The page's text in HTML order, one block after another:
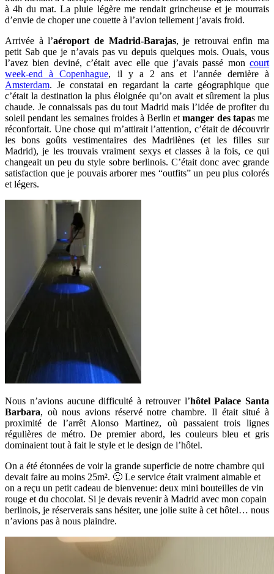
à 4h du mat. La pluie légère me rendait grincheuse et je mourrais
d’envie de choper une couette à l’avion tellement j’avais froid.
Arrivée à l’aéroport de Madrid-Barajas, je retrouvai enfin ma
petit Sab que je n’avais pas vu depuis quelques mois. Ouais, vous
l’avez bien deviné, c’était avec elle que j’avais passé mon court
week-end à Copenhague, il y a 2 ans et l’année dernière à
Amsterdam. Je constatai en regardant la carte géographique que
c’était la destination la plus éloignée qu’on avait et sûrement la plus
chaude. Je connaissais pas du tout Madrid mais l’idée de profiter du
soleil pendant les semaines froides à Berlin etmanger des tapas me
réconfortait. Une chose qui m’attirait l’attention, c’était de découvrir
les bons goûts vestimentaires des Madrilènes (et les filles sur
Madrid), je les trouvais vraiment sexys et classes à la fois, ce qui
changeait un peu du style sobre berlinois. C’était donc avec grande
satisfaction que je pouvais arborer mes “outfits” un peu plus colorés
et légers.
Nous n’avions aucune difficulté à retrouver l’hôtel Palace Santa
Barbara, où nous avions réservé notre chambre. Il était situé à
proximité de l’arrêt Alonso Martinez, où passaient trois lignes
régulières de métro. De premier abord, les couleurs bleu et gris
dominaient tout à fait le style et le design de l’hôtel.
On a été étonnées de voir la grande superficie de notre chambre qui
devait faire au moins 25m². 🙂 Le service était vraiment aimable et
on a reçu un petit cadeau de bienvenue: deux mini bouteilles de vin
rouge et du chocolat. Si je devais revenir à Madrid avec mon copain
berlinois, je réserverais sans hésiter, une jolie suite à cet hôtel… nous
n’avions pas à nous plaindre.